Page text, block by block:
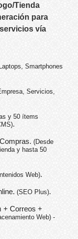
Tienda
para
vía
Smartphones
Servicios,
y 50 ítems
.
(Desde
y hasta 50
Web).
(SEO Plus).
+ Correos +
Web) -